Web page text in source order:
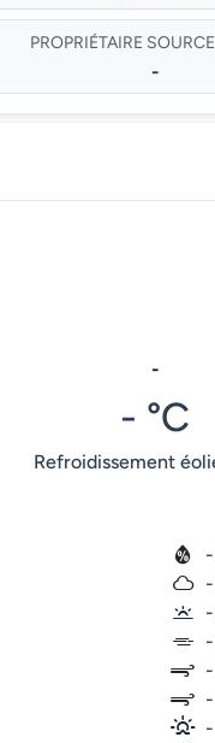
PROPRIÉTAIRE
-
-
- °C
Refroidissement
-
-